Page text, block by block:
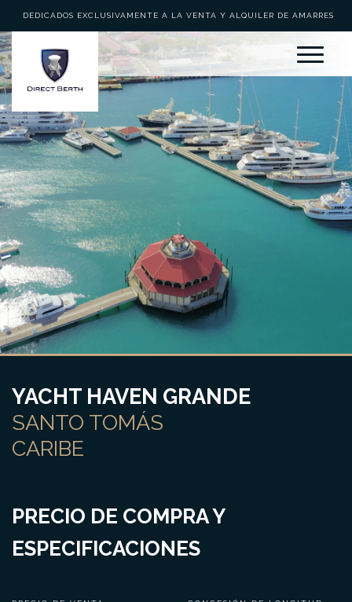
DEDICADOS EXCLUSIVAMENTE A LA VENTA Y ALQUILER DE AMARRES
YACHT HAVEN GRANDE
SANTO TOMÁS
CARIBE
PRECIO DE COMPRA Y
ESPECIFICACIONES